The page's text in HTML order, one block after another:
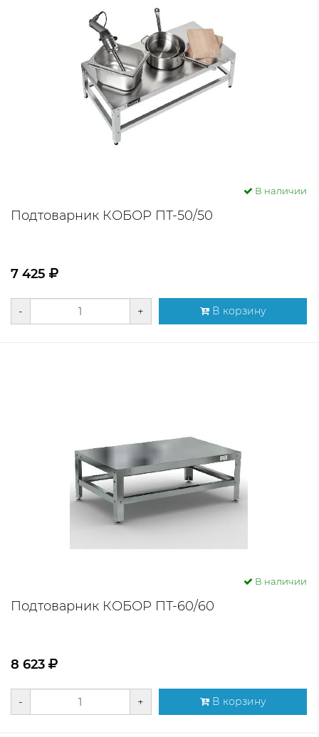
В наличии
Подтоварник КОБОР ПТ-50/50
7 425
- + В корзину
В наличии
Подтоварник КОБОР ПТ-60/60
8 623
- + В корзину